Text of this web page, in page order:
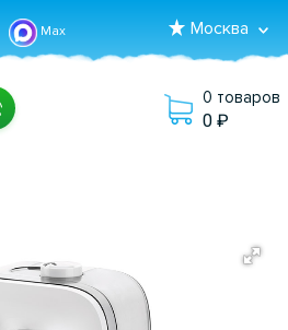
Max Москва
0 товаров
0